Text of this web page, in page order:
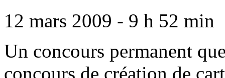
12 mars 2009 - 9 h 52 min
Un concours permanent
concours de création de